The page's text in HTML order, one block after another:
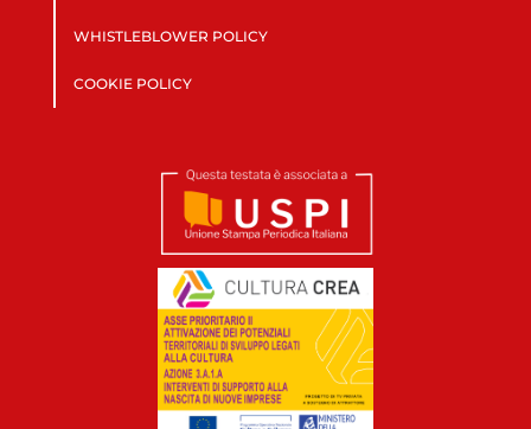
WHISTLEBLOWER POLICY
COOKIE POLICY